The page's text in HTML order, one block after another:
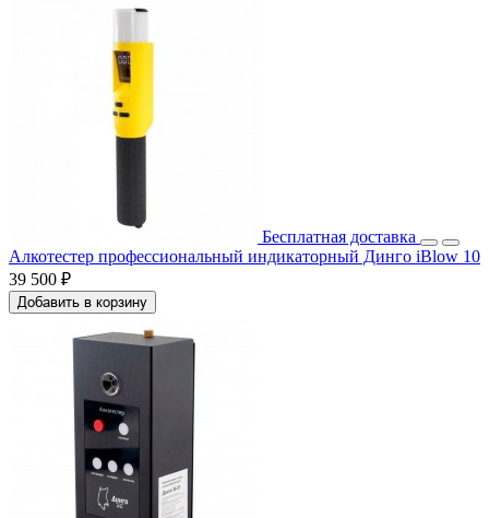
Бесплатная доставка
Алкотестер профессиональный индикаторный Динго iBlow 10
39 500 ₽
Добавить в корзину